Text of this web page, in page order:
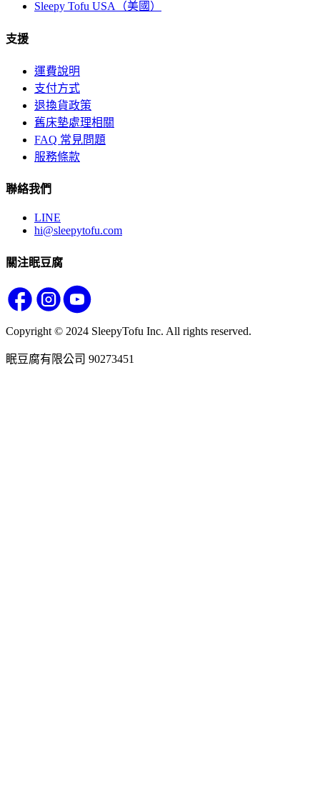
Sleepy Tofu USA（美國）
支援
運費說明
支付方式
退換貨政策
舊床墊處理相關
FAQ 常見問題
服務條款
聯絡我們
LINE
hi@sleepytofu.com
關注眠豆腐
Copyright © 2024 SleepyTofu Inc. All rights reserved.
眠豆腐有限公司 90273451